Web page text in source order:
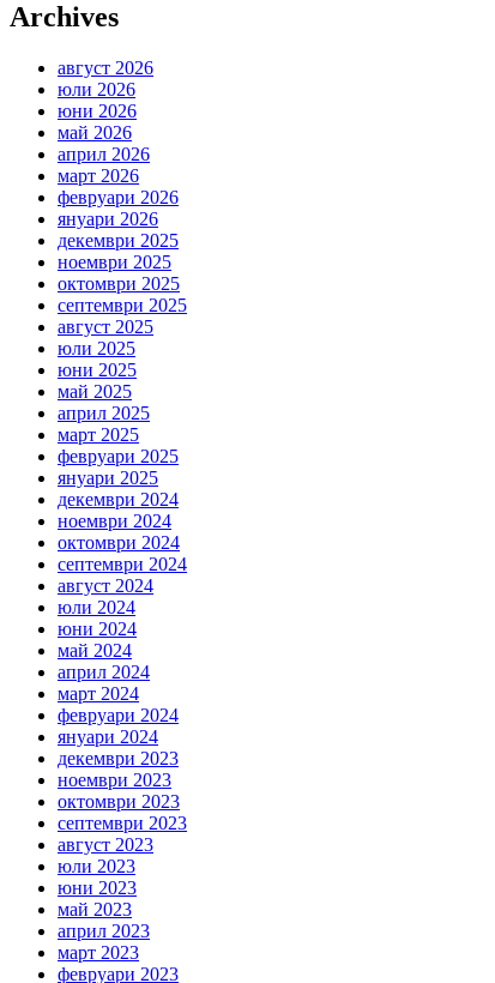
Archives
август 2026
юли 2026
юни 2026
май 2026
април 2026
март 2026
февруари 2026
януари 2026
декември 2025
ноември 2025
октомври 2025
септември 2025
август 2025
юли 2025
юни 2025
май 2025
април 2025
март 2025
февруари 2025
януари 2025
декември 2024
ноември 2024
октомври 2024
септември 2024
август 2024
юли 2024
юни 2024
май 2024
април 2024
март 2024
февруари 2024
януари 2024
декември 2023
ноември 2023
октомври 2023
септември 2023
август 2023
юли 2023
юни 2023
май 2023
април 2023
март 2023
февруари 2023